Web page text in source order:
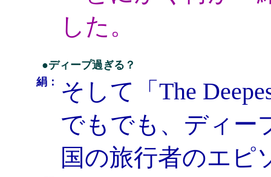
した。
●ディープ過ぎる？
絹：
そして「The
でもでも、ディー
国の旅行者のエピ